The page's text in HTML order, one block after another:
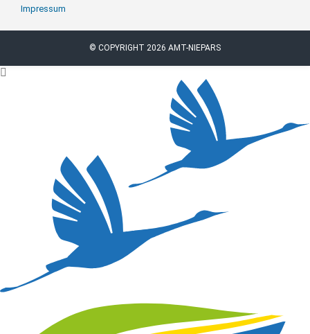
Impressum
© COPYRIGHT 2026 AMT-NIEPARS